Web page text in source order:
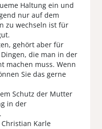
Haltung ein und
nur auf dem
zu wechseln ist für
gehört aber für
die man in der
machen muss. Wenn
Sie das gerne
Schutz der Mutter
in der
Karle